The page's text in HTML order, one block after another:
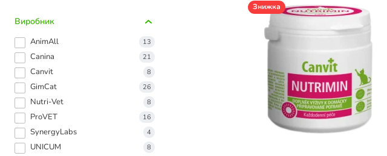
Виробник
AnimAll 13
Canina 21
Canvit 8
GimCat 26
Nutri-Vet 8
ProVET 16
SynergyLabs 4
UNICUM 8
Знижка